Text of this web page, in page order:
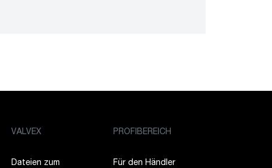
VALVEX
Dateien zum
PROFIBEREICH
Für den Händler